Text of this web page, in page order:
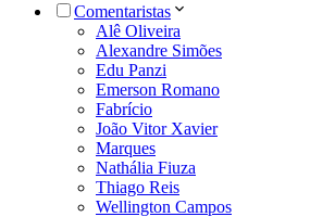
Comentaristas
Alê Oliveira
Alexandre Simões
Edu Panzi
Emerson Romano
Fabrício
João Vitor Xavier
Marques
Nathália Fiuza
Thiago Reis
Wellington Campos